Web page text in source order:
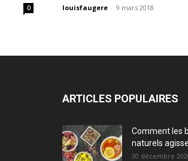
0 louisfaugere - 9 mars 2018
ARTICLES POPULAIRES
Comment les
naturels
30 décembre